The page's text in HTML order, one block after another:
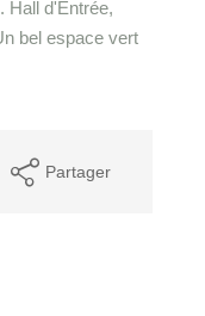
Hall d'Entrée,
bel espace vert
Partager